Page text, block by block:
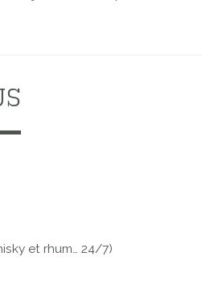
et rhum… 24/7)